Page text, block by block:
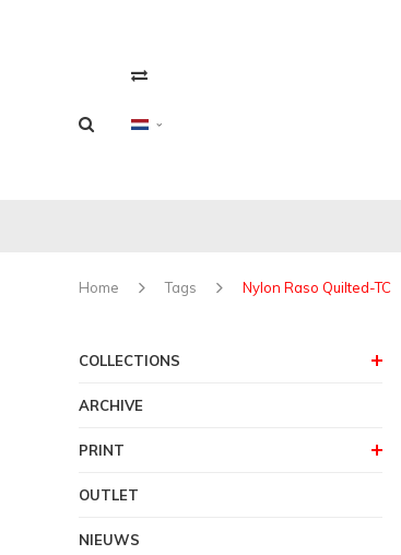
Home Tags Nylon Raso Quilted-TC
COLLECTIONS
ARCHIVE
PRINT
OUTLET
NIEUWS